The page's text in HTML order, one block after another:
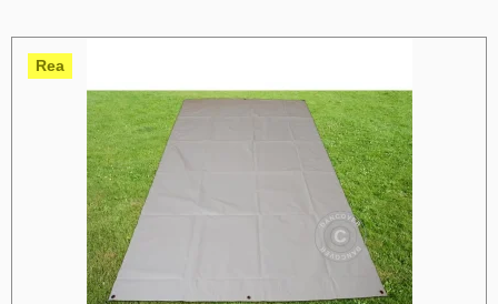
Rea